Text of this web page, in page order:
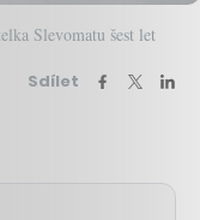
Slevomatu šest let
Sdílet